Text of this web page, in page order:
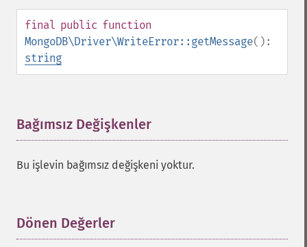
final public function
MongoDB\Driver\WriteError::getMessage():
string
Bağımsız Değişkenler
Bu işlevin bağımsız değişkeni yoktur.
Dönen Değerler